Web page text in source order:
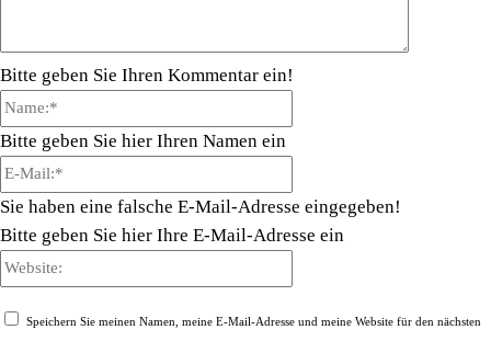
Bitte geben Sie Ihren Kommentar ein!
Bitte geben Sie hier Ihren Namen ein
Mail:*
Sie haben eine falsche E-Mail-Adresse eingegeben!
Bitte geben Sie hier Ihre E-Mail-Adresse ein
Speichern Sie meinen Namen, meine E-Mail-Adresse und meine Website für den nächsten